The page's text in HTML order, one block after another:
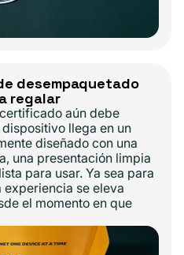
desempaquetado
regalar
aún debe
llega en un
diseñado con una
una presentación limpia
para usar. Ya sea para
experiencia se eleva
el momento en que